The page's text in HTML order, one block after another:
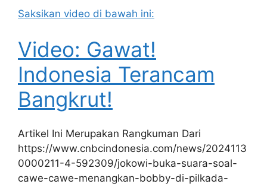
Saksikan video di bawah ini:
Video: Gawat!
Indonesia Terancam
Bangkrut!
Artikel Ini Merupakan Rangkuman Dari
https://www.cnbcindonesia.com/news/2024113
0000211-4-592309/jokowi-buka-suara-soal-
cawe-cawe-menangkan-bobby-di-pilkada-